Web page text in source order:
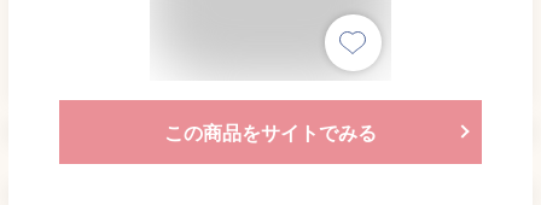
この商品をサイトでみる